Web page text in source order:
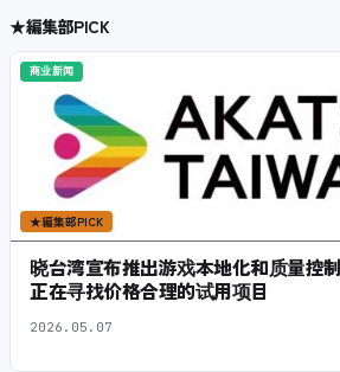
★編集部PICK
商业新闻
★編集部PICK
晓台湾宣布推出游戏本地化和质量控
正在寻找价格合理的试用项目
2026.05.07